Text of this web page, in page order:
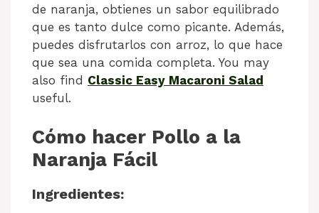
de naranja, obtienes un sabor equilibrado
que es tanto dulce como picante. Además,
puedes disfrutarlos con arroz, lo que hace
que sea una comida completa. You may
also find Classic Easy Macaroni Salad
useful.
Cómo hacer Pollo a la
Naranja Fácil
Ingredientes: